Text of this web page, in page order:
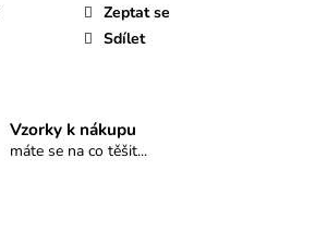
Zeptat se
Sdílet
Vzorky k nákupu
máte se na co těšit...